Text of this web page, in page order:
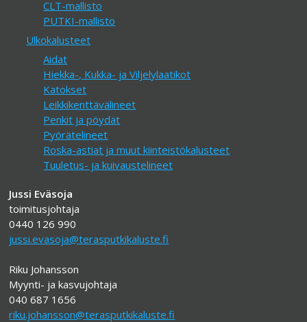
CLT-mallisto
PUTKI-mallisto
Ulkokalusteet
Aidat
Hiekka-, Kukka- ja Viljelylaatikot
Katokset
Leikkikenttävälineet
Penkit ja pöydät
Pyörätelineet
Roska-astiat ja muut kiinteistökalusteet
Tuuletus- ja kuivaustelineet
Jussi Eväsoja
toimitusjohtaja
0440 126 990
jussi.evasoja@terasputkikaluste.fi
Riku Johansson
Myynti- ja kasvujohtaja
040 687 1656
riku.johansson@terasputkikaluste.fi